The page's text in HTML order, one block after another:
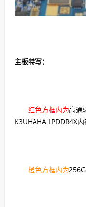
主板特写：
红色方框内为高通
K3UHAHA LPDDR4X内
橙色方框内为